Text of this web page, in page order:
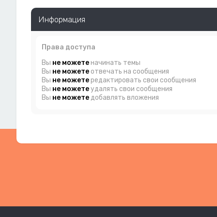
Информация
Права доступа
Вы не можетеначинать темы
Вы не можетеотвечать на сообщения
Вы не можетередактировать свои сообщения
Вы не можетеудалять свои сообщения
Вы не можетедобавлять вложения